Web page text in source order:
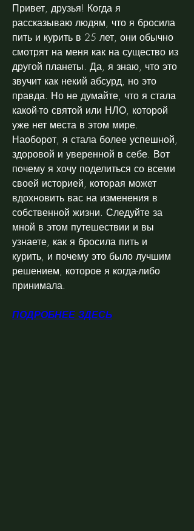
Привет, друзья! Когда я
рассказываю людям, что я бросила
пить и курить в 25 лет, они обычно
смотрят на меня как на существо из
другой планеты. Да, я знаю, что это
звучит как некий абсурд, но это
правда. Но не думайте, что я стала
какой-то святой или НЛО, которой
уже нет места в этом мире.
Наоборот, я стала более успешной,
здоровой и уверенной в себе. Вот
почему я хочу поделиться со всеми
своей историей, которая может
вдохновить вас на изменения в
собственной жизни. Следуйте за
мной в этом путешествии и вы
узнаете, как я бросила пить и
курить, и почему это было лучшим
решением, которое я когда-либо
принимала.
ПОДРОБНЕЕ ЗДЕСЬ